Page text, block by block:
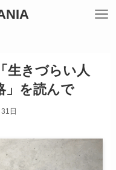
生きづらい人
」を読んで
日